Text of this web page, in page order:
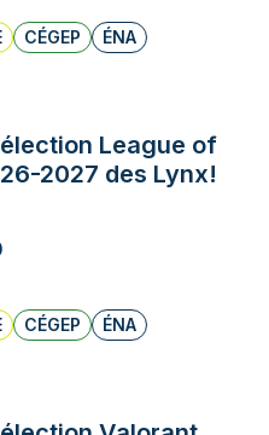
CÉGEP ÉNA
League of
2027 des Lynx!
CÉGEP ÉNA